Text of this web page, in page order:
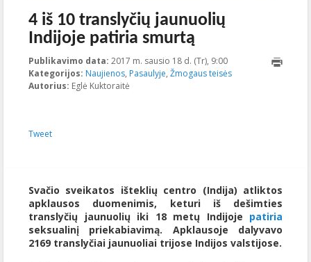
4 iš 10 translyčių jaunuolių
Indijoje patiria smurtą
Publikavimo data: 2017 m. sausio 18 d. (Tr), 9:00
18T12:01:19+00:00
Kategorijos: Naujienos, Pasaulyje, Žmogaus teisės
Autorius: Eglė Kuktoraitė
Tweet
Svačio sveikatos išteklių centro (Indija) atliktos
apklausos duomenimis, keturi iš dešimties
translyčių jaunuolių iki 18 metų Indijoje patiria
seksualinį priekabiavimą. Apklausoje dalyvavo
2169 translyčiai jaunuoliai trijose Indijos valstijose.